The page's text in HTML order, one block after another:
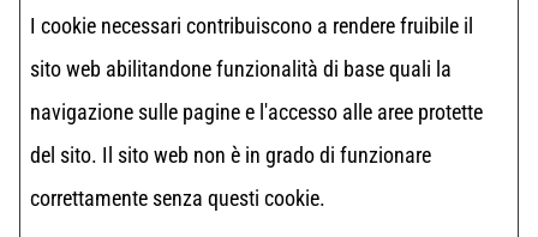
I cookie necessari contribuiscono a rendere fruibile il
sito web abilitandone funzionalità di base quali la
navigazione sulle pagine e l'accesso alle aree protette
del sito. Il sito web non è in grado di funzionare
correttamente senza questi cookie.